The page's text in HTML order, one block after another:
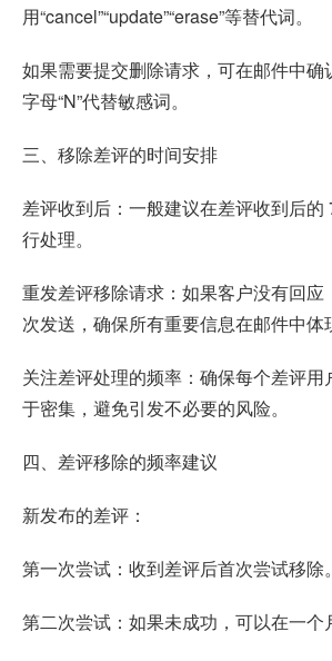
用“cancel”“update”“erase”等替代词。
如果需要提交删除请求，可在邮件中确
字母“N”代替敏感词。
三、移除差评的时间安排
差评收到后：一般建议在差评收到后的
行处理。
重发差评移除请求：如果客户没有回应
次发送，确保所有重要信息在邮件中体
关注差评处理的频率：确保每个差评用
于密集，避免引发不必要的风险。
四、差评移除的频率建议
新发布的差评：
第一次尝试：收到差评后首次尝试移除。
第二次尝试：如果未成功，可以在一个